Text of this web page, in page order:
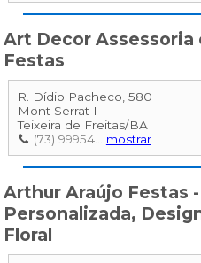
Art Decor Assessoria
Festas
R. Dídio Pacheco, 580
Mont Serrat I
Teixeira de Freitas/BA
(73) 99954... mostrar
Arthur Araújo Festas
Personalizada,
Floral